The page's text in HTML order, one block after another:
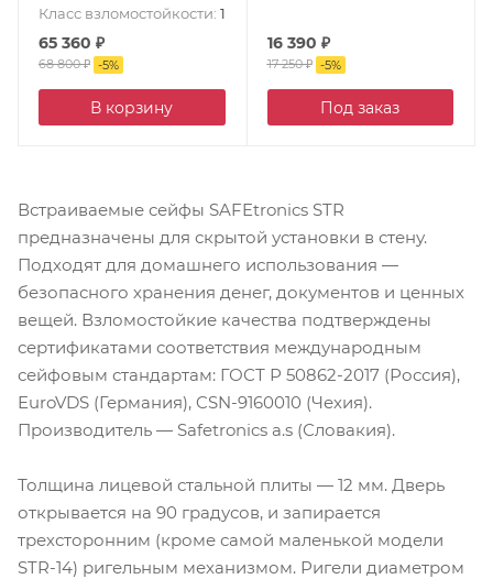
Класс взломостойкости: 1
65 360 ₽
68 800₽ -5%
В корзину
16 390 ₽
17 250₽ -5%
Под заказ
Встраиваемые сейфы SAFEtronics STR
предназначены для скрытой установки в стену.
Подходят для домашнего использования —
безопасного хранения денег, документов и ценных
вещей. Взломостойкие качества подтверждены
сертификатами соответствия международным
сейфовым стандартам: ГОСТ Р 50862-2017 (Россия),
EuroVDS (Германия), CSN-9160010 (Чехия).
Производитель — Safetronics a.s (Словакия).
Толщина лицевой стальной плиты — 12 мм. Дверь
открывается на 90 градусов, и запирается
трехсторонним (кроме самой маленькой модели
STR-14) ригельным механизмом. Ригели диаметром